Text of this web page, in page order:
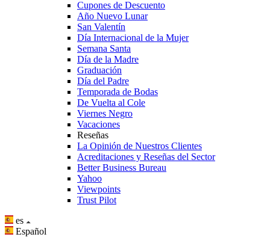
Cupones de Descuento
Año Nuevo Lunar
San Valentín
Día Internacional de la Mujer
Semana Santa
Día de la Madre
Graduación
Día del Padre
Temporada de Bodas
De Vuelta al Cole
Viernes Negro
Vacaciones
Reseñas
La Opinión de Nuestros Clientes
Acreditaciones y Reseñas del Sector
Better Business Bureau
Yahoo
Viewpoints
Trust Pilot
es
Español